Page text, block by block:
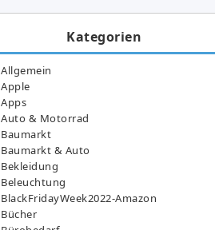
Kategorien
Allgemein
Apple
Apps
Auto & Motorrad
Baumarkt
Baumarkt & Auto
Bekleidung
Beleuchtung
BlackFridayWeek2022-Amazon
Bücher